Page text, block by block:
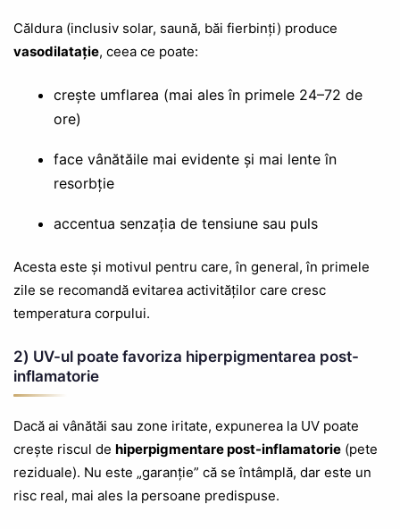
Căldura (inclusiv solar, saună, băi fierbinți) produce
vasodilatație, ceea ce poate:
crește umflarea (mai ales în primele 24–72 de
ore)
face vânătăile mai evidente și mai lente în
resorbție
accentua senzația de tensiune sau puls
Acesta este și motivul pentru care, în general, în primele
zile se recomandă evitarea activităților care cresc
temperatura corpului.
2) UV-ul poate favoriza hiperpigmentarea post-
inflamatorie
Dacă ai vânătăi sau zone iritate, expunerea la UV poate
crește riscul de hiperpigmentare post-inflamatorie (pete
reziduale). Nu este „garanție” că se întâmplă, dar este un
risc real, mai ales la persoane predispuse.